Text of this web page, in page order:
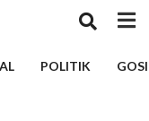
POLITIK